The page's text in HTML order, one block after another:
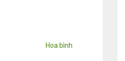
Hoa bình